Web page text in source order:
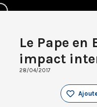
Le Pape en
impact
28/04/2017